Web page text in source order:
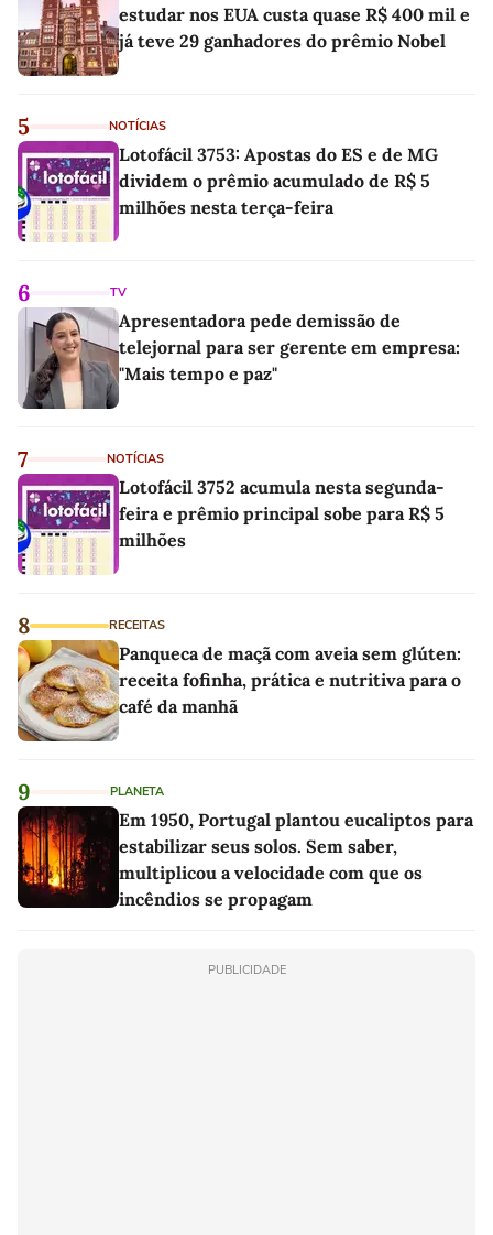
estudar nos EUA custa quase R$ 400 mil e
já teve 29 ganhadores do prêmio Nobel
5 NOTÍCIAS
Lotofácil 3753: Apostas do ES e de MG
dividem o prêmio acumulado de R$ 5
milhões nesta terça-feira
6 TV
Apresentadora pede demissão de
telejornal para ser gerente em empresa:
"Mais tempo e paz"
7 NOTÍCIAS
Lotofácil 3752 acumula nesta segunda-
feira e prêmio principal sobe para R$ 5
milhões
8 RECEITAS
Panqueca de maçã com aveia sem glúten:
receita fofinha, prática e nutritiva para o
café da manhã
9 PLANETA
Em 1950, Portugal plantou eucaliptos para
estabilizar seus solos. Sem saber,
multiplicou a velocidade com que os
incêndios se propagam
PUBLICIDADE